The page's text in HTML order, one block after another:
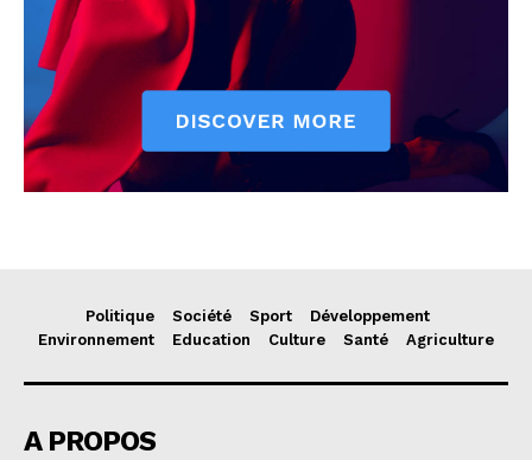
Politique Société Sport
Développement
Environnement
Education Culture Santé Agriculture
A PROPOS